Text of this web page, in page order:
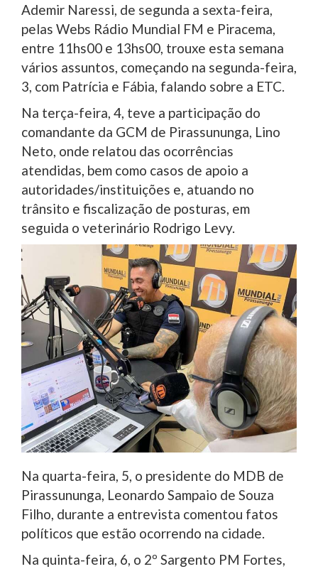
Ademir Naressi, de segunda a sexta-feira,
pelas Webs Rádio Mundial FM e Piracema,
entre 11hs00 e 13hs00, trouxe esta semana
vários assuntos, começando na segunda-feira,
3, com Patrícia e Fábia, falando sobre a ETC.
Na terça-feira, 4, teve a participação do
comandante da GCM de Pirassununga, Lino
Neto, onde relatou das ocorrências
atendidas, bem como casos de apoio a
autoridades/instituições e, atuando no
trânsito e fiscalização de posturas, em
seguida o veterinário Rodrigo Levy.
Na quarta-feira, 5, o presidente do MDB de
Pirassununga, Leonardo Sampaio de Souza
Filho, durante a entrevista comentou fatos
políticos que estão ocorrendo na cidade.
Na quinta-feira, 6, o 2º Sargento PM Fortes,